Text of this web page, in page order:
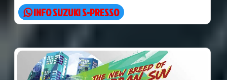
INFO SUZUKI S-PRESSO